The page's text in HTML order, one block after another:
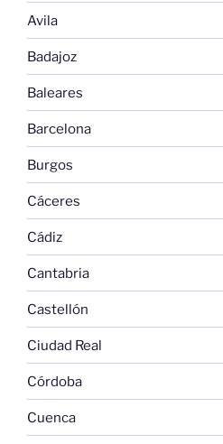
Avila
Badajoz
Baleares
Barcelona
Burgos
Cáceres
Cádiz
Cantabria
Castellón
Ciudad Real
Córdoba
Cuenca